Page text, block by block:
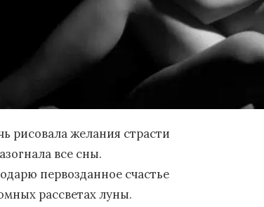
рисовала желания страсти
все сны.
первозданное счастье
рассветах луны.